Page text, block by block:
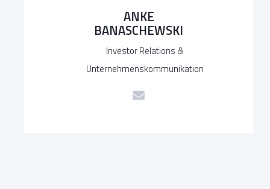
ANKE
BANASCHEWSKI
Investor Relations &
Unternehmenskommunikation